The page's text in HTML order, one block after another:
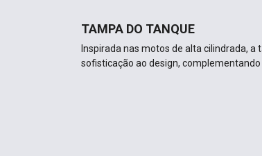
TAMPA DO TANQUE
Inspirada nas motos de alta cilindrada,
sofisticação ao design, complementando